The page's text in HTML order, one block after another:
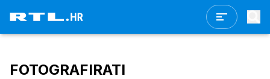
FOTOGRAFIRATI